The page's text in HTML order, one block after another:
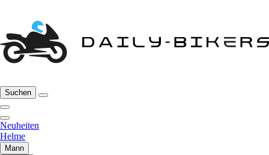
Suchen
Neuheiten
Helme
Mann